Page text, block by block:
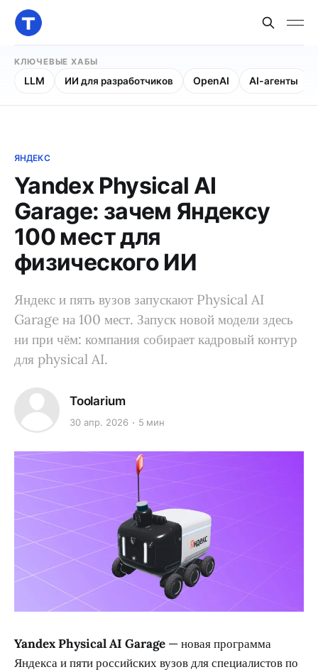
КЛЮЧЕВЫЕ ХАБЫ
LLM ИИ для разработчиков OpenAI AI-агенты
ЯНДЕКС
Yandex Physical AI
Garage: зачем Яндексу
100 мест для
физического ИИ
Яндекс и пять вузов запускают Physical AI
Garage на 100 мест. Запуск новой модели здесь
ни при чём: компания собирает кадровый контур
для physical AI.
Toolarium
30 апр. 2026 5 мин
Yandex Physical AI Garage — новая программа
Яндекса и пяти российских вузов для специалистов по